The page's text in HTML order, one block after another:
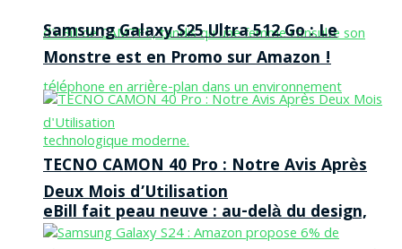
eBill fait peau neuve : au-delà du design,
Samsung Galaxy S25 Ultra 512 Go : Le
Monstre est en Promo sur Amazon !
TECNO CAMON 40 Pro : Notre Avis Après
Deux Mois d’Utilisation